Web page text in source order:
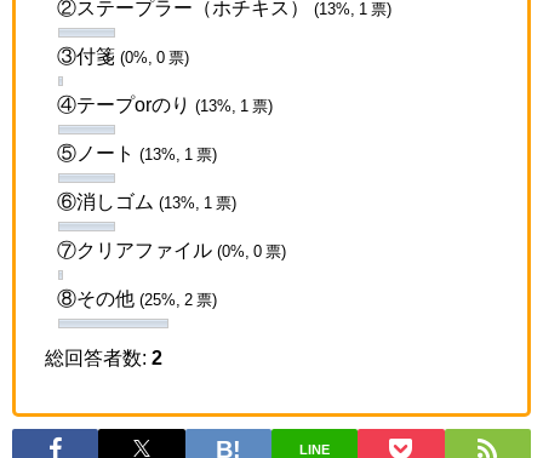
②ステープラー（ホチキス） (13%, 1 票)
③付箋 (0%, 0 票)
④テープorのり (13%, 1 票)
⑤ノート (13%, 1 票)
⑥消しゴム (13%, 1 票)
⑦クリアファイル (0%, 0 票)
⑧その他 (25%, 2 票)
総回答者数: 2
LINE